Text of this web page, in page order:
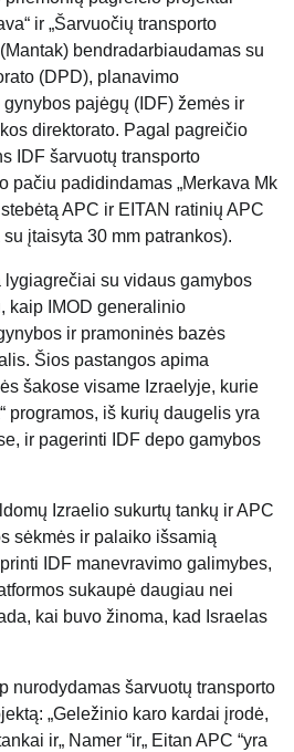
ir „Šarvuočių transporto
bendradarbiaudamas su
(DPD), planavimo
pajėgų (IDF) žemės ir
direktorato. Pagal pagreičio
IDF šarvuotų transporto
pačiu padidindamas „Merkava Mk
stebėtą APC ir EITAN ratinių APC
įtaisyta 30 mm patrankos).
lygiagrečiai su vidaus gamybos
kaip IMOD generalinio
ir pramoninės bazės
Šios pastangos apima
šakose visame Izraelyje, kurie
programos, iš kurių daugelis yra
ir pagerinti IDF depo gamybos
Izraelio sukurtų tankų ir APC
sėkmės ir palaiko išsamią
IDF manevravimo galimybes,
sukaupė daugiau nei
kai buvo žinoma, kad Israelas
nurodydamas šarvuotų transporto
„Geležinio karo kardai įrodė,
ir„ Namer “ir„ Eitan APC “yra